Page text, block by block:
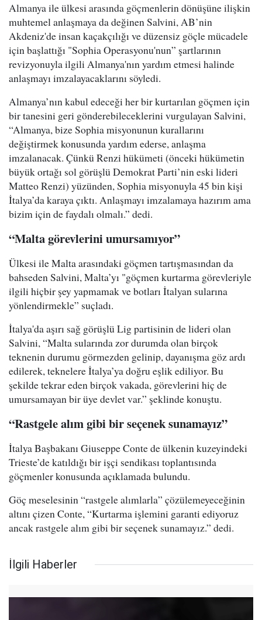
Almanya ile ülkesi arasında göçmenlerin dönüşüne ilişkin
muhtemel anlaşmaya da değinen Salvini, AB’nin
Akdeniz'de insan kaçakçılığı ve düzensiz göçle mücadele
için başlattığı "Sophia Operasyonu'nun” şartlarının
revizyonuyla ilgili Almanya'nın yardım etmesi halinde
anlaşmayı imzalayacaklarını söyledi.
Almanya’nın kabul edeceği her bir kurtarılan göçmen için
bir tanesini geri gönderebileceklerini vurgulayan Salvini,
“Almanya, bize Sophia misyonunun kurallarını
değiştirmek konusunda yardım ederse, anlaşma
imzalanacak. Çünkü Renzi hükümeti (önceki hükümetin
büyük ortağı sol görüşlü Demokrat Parti’nin eski lideri
Matteo Renzi) yüzünden, Sophia misyonuyla 45 bin kişi
İtalya’da karaya çıktı. Anlaşmayı imzalamaya hazırım ama
bizim için de faydalı olmalı.” dedi.
“Malta görevlerini umursamıyor”
Ülkesi ile Malta arasındaki göçmen tartışmasından da
bahseden Salvini, Malta’yı "göçmen kurtarma görevleriyle
ilgili hiçbir şey yapmamak ve botları İtalyan sularına
yönlendirmekle” suçladı.
İtalya'da aşırı sağ görüşlü Lig partisinin de lideri olan
Salvini, “Malta sularında zor durumda olan birçok
teknenin durumu görmezden gelinip, dayanışma göz ardı
edilerek, teknelere İtalya’ya doğru eşlik ediliyor. Bu
şekilde tekrar eden birçok vakada, görevlerini hiç de
umursamayan bir üye devlet var.” şeklinde konuştu.
“Rastgele alım gibi bir seçenek sunamayız”
İtalya Başbakanı Giuseppe Conte de ülkenin kuzeyindeki
Trieste’de katıldığı bir işçi sendikası toplantısında
göçmenler konusunda açıklamada bulundu.
Göç meselesinin “rastgele alımlarla” çözülemeyeceğinin
altını çizen Conte, “Kurtarma işlemini garanti ediyoruz
ancak rastgele alım gibi bir seçenek sunamayız.” dedi.
İlgili Haberler